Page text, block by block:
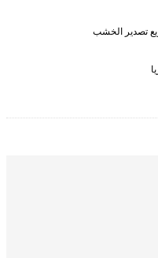
تصدير الخشب